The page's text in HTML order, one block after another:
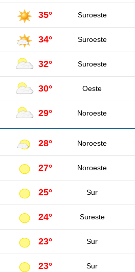
35° Suroeste
34° Suroeste
32° Suroeste
30° Oeste
29° Noroeste
28° Noroeste
27° Noroeste
25° Sur
24° Sureste
23° Sur
23° Sur